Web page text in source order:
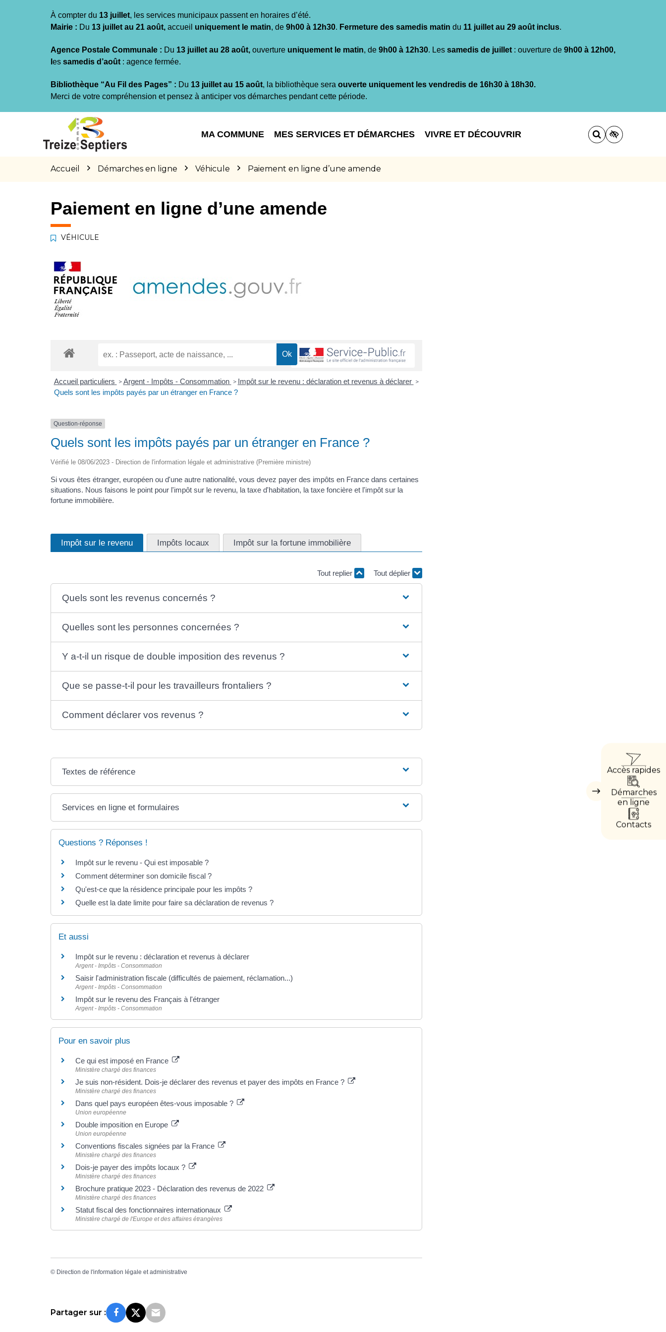
À compter du 13 juillet, les services municipaux passent en horaires d’été.
Mairie : Du 13 juillet au 21 août, accueil uniquement le matin, de 9h00 à 12h30. Fermeture des samedis matin du 11 juillet au 29 août inclus.
Agence Postale Communale : Du 13 juillet au 28 août, ouverture uniquement le matin, de 9h00 à 12h30. Les samedis de juillet : ouverture de 9h00 à 12h00,
es samedis d’août : agence fermée.
Bibliothèque “Au Fil des Pages” : Du 13 juillet au 15 août, la bibliothèque sera ouverte uniquement les vendredis de 16h30 à 18h30.
Merci de votre compréhension et pensez à anticiper vos démarches pendant cette période.
MA COMMUNE MES SERVICES ET DÉMARCHES VIVRE ET DÉCOUVRIR
Accueil Démarches en ligne Véhicule Paiement en ligne d’une amende
Masquer
Accès rapides
Démarches
en ligne
Contacts
Paiement en ligne d’une amende
VÉHICULE
Accueil particuliers > Argent - Impôts - Consommation > Impôt sur le revenu : déclaration et revenus à déclarer >
Quels sont les impôts payés par un étranger en France ?
Question-réponse
Quels sont les impôts payés par un étranger en France ?
Vérifié le 08/06/2023 - Direction de l'information légale et administrative (Première ministre)
Si vous êtes étranger, européen ou d'une autre nationalité, vous devez payer des impôts en France dans certaines
situations. Nous faisons le point pour l'impôt sur le revenu, la taxe d'habitation, la taxe foncière et l'impôt sur la
fortune immobilière.
Impôt sur le revenu Impôts locaux Impôt sur la fortune immobilière
Tout replier Tout déplier
Quels sont les revenus concernés ?
Quelles sont les personnes concernées ?
Y a-t-il un risque de double imposition des revenus ?
Que se passe-t-il pour les travailleurs frontaliers ?
Comment déclarer vos revenus ?
Textes de référence
Services en ligne et formulaires
Questions ? Réponses !
Impôt sur le revenu - Qui est imposable ?
Comment déterminer son domicile fiscal ?
Qu'est-ce que la résidence principale pour les impôts ?
Quelle est la date limite pour faire sa déclaration de revenus ?
Et aussi
Impôt sur le revenu : déclaration et revenus à déclarer
Argent - Impôts - Consommation
Saisir l'administration fiscale (difficultés de paiement, réclamation...)
Argent - Impôts - Consommation
Impôt sur le revenu des Français à l'étranger
Argent - Impôts - Consommation
Pour en savoir plus
Ce qui est imposé en France
Ministère chargé des finances
Je suis non-résident. Dois-je déclarer des revenus et payer des impôts en France ?
Ministère chargé des finances
Dans quel pays européen êtes-vous imposable ?
Union européenne
Double imposition en Europe
Union européenne
Conventions fiscales signées par la France
Ministère chargé des finances
Dois-je payer des impôts locaux ?
Ministère chargé des finances
Brochure pratique 2023 - Déclaration des revenus de 2022
Ministère chargé des finances
Statut fiscal des fonctionnaires internationaux
Ministère chargé de l'Europe et des affaires étrangères
© Direction de l'information légale et administrative
Partager sur :